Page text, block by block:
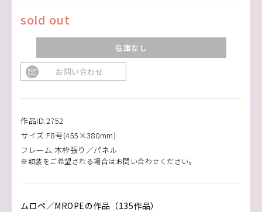
sold out
在庫なし
お問い合わせ
作品ID:2752
サイズ:F8号(455×380mm)
フレーム:木枠張り／パネル
※額装をご希望される場合はお問い合わせください。
ムロペ／MROPEの作品（135作品）